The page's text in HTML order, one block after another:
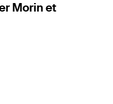
Morin et